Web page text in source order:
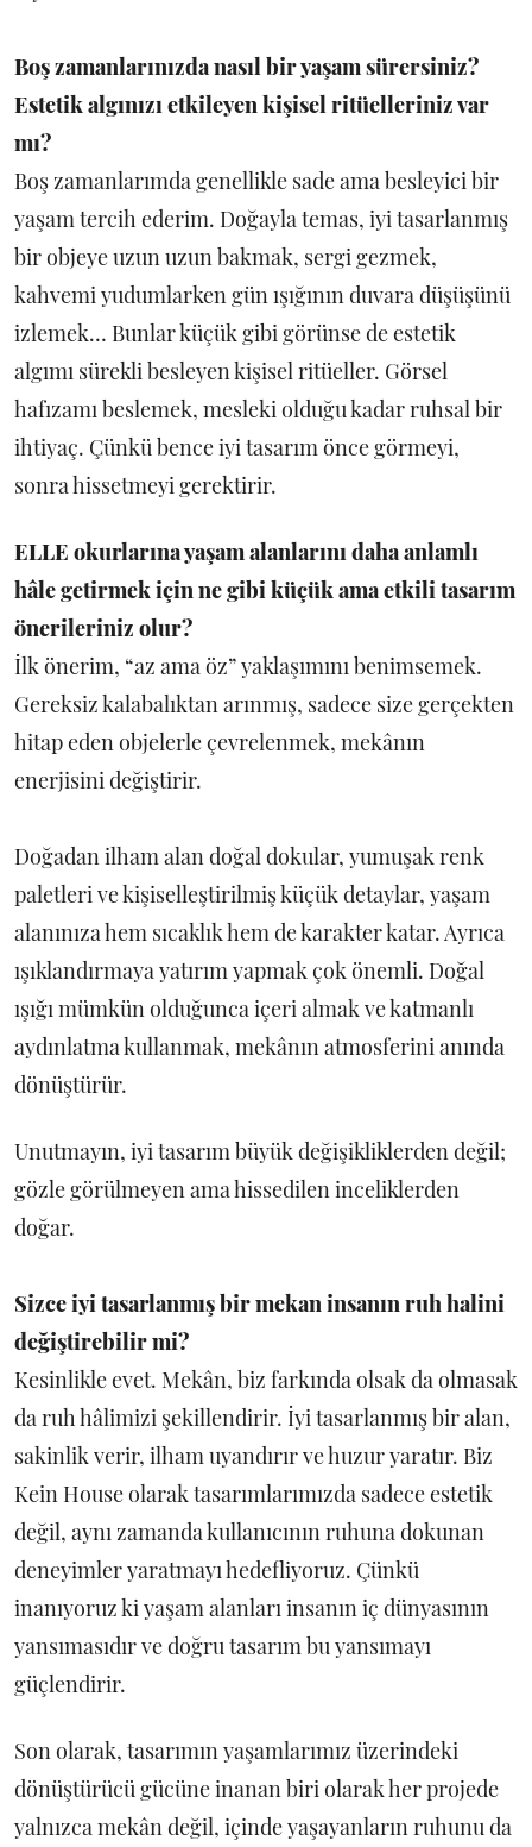
Boş zamanlarınızda nasıl bir yaşam sürersiniz?
Estetik algınızı etkileyen kişisel ritüelleriniz var
mı?
Boş zamanlarımda genellikle sade ama besleyici bir
yaşam tercih ederim. Doğayla temas, iyi tasarlanmış
bir objeye uzun uzun bakmak, sergi gezmek,
kahvemi yudumlarken gün ışığının duvara düşüşünü
izlemek… Bunlar küçük gibi görünse de estetik
algımı sürekli besleyen kişisel ritüeller. Görsel
hafızamı beslemek, mesleki olduğu kadar ruhsal bir
ihtiyaç. Çünkü bence iyi tasarım önce görmeyi,
sonra hissetmeyi gerektirir.
ELLE okurlarına yaşam alanlarını daha anlamlı
hâle getirmek için ne gibi küçük ama etkili tasarım
önerileriniz olur?
İlk önerim, “az ama öz” yaklaşımını benimsemek.
Gereksiz kalabalıktan arınmış, sadece size gerçekten
hitap eden objelerle çevrelenmek, mekânın
enerjisini değiştirir.
Doğadan ilham alan doğal dokular, yumuşak renk
paletleri ve kişiselleştirilmiş küçük detaylar, yaşam
alanınıza hem sıcaklık hem de karakter katar. Ayrıca
ışıklandırmaya yatırım yapmak çok önemli. Doğal
ışığı mümkün olduğunca içeri almak ve katmanlı
aydınlatma kullanmak, mekânın atmosferini anında
dönüştürür.
Unutmayın, iyi tasarım büyük değişikliklerden değil;
gözle görülmeyen ama hissedilen inceliklerden
doğar.
Sizce iyi tasarlanmış bir mekan insanın ruh halini
değiştirebilir mi?
Kesinlikle evet. Mekân, biz farkında olsak da olmasak
da ruh hâlimizi şekillendirir. İyi tasarlanmış bir alan,
sakinlik verir, ilham uyandırır ve huzur yaratır. Biz
Kein House olarak tasarımlarımızda sadece estetik
değil, aynı zamanda kullanıcının ruhuna dokunan
deneyimler yaratmayı hedefliyoruz. Çünkü
inanıyoruz ki yaşam alanları insanın iç dünyasının
yansımasıdır ve doğru tasarım bu yansımayı
güçlendirir.
Son olarak, tasarımın yaşamlarımız üzerindeki
dönüştürücü gücüne inanan biri olarak her projede
yalnızca mekân değil, içinde yaşayanların ruhunu da